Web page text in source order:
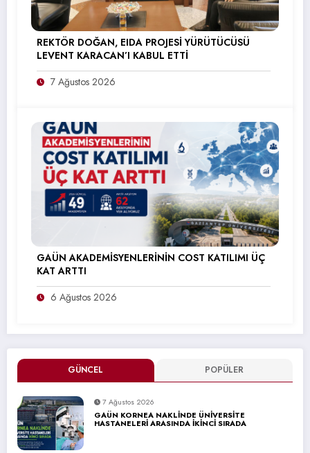
GÜNCEL POPÜLER
7 Ağustos 2026
GAÜN KORNEA NAKLİNDE ÜNİVERSİTE
HASTANELERİ ARASINDA İKİNCİ SIRADA
REKTÖR DOĞAN, EIDA PROJESİ YÜRÜTÜCÜSÜ
LEVENT KARACAN’I KABUL ETTİ
7 Ağustos 2026
GAÜN AKADEMİSYENLERİNİN COST KATILIMI ÜÇ
KAT ARTTI
6 Ağustos 2026